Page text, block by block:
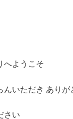
へようこそ
んいただき ありが
さい